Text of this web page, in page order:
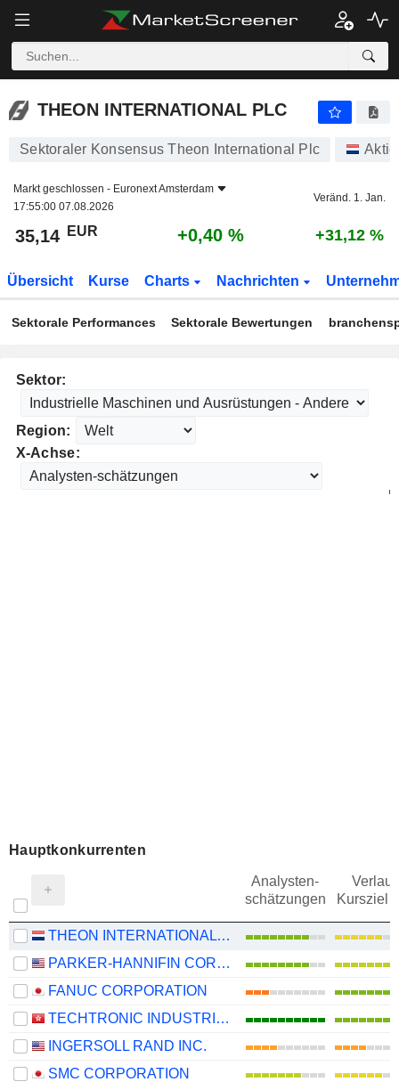
THEON INTERNATIONAL PLC
THEON INTERNATIONAL PLC
Sektoraler Konsensus Theon International Plc
Markt geschlossen - Euronext Amsterdam
17:55:00 07.08.2026
Veränd. 1. Jan.
35,14 EUR +0,40 % +31,12 %
Übersicht Kurse Charts Nachrichten
Sektorale Performances Sektorale Bewertungen
Sektor:
Region:
X-Achse:
Hauptkonkurrenten
Analysten-
schätzungen
Verlauf
Kursziel
THEON INTERNATIONAL PLC
PARKER-HANNIFIN CORPORATION
FANUC CORPORATION
TECHTRONIC INDUSTRIES COMPANY LIMITED
INGERSOLL RAND INC.
SMC CORPORATION